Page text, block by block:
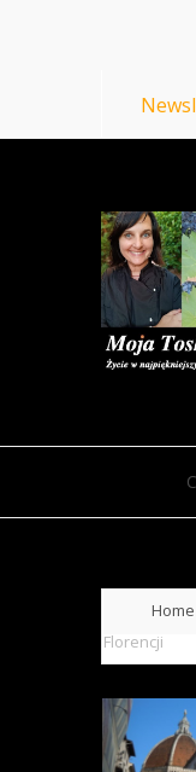
Home
Florencji